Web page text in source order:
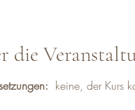
die
keine, der Kurs